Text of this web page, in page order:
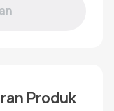
Produk